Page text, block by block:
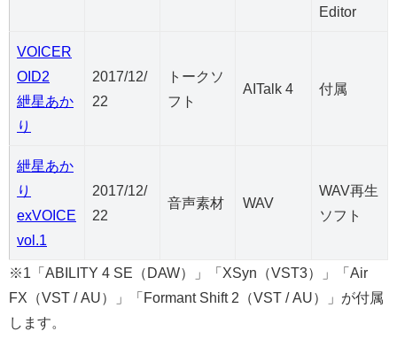
Editor
VOICER
OID2
紲星あか
り
2017/12/
22
トークソ
フト
AITalk 4 付属
紲星あか
り
exVOICE
vol.1
2017/12/
22
音声素材 WAV
WAV再生
ソフト
※1「ABILITY 4 SE（DAW）」「XSyn（VST3）」「Air
FX（VST / AU）」「Formant Shift 2（VST / AU）」が付属
します。